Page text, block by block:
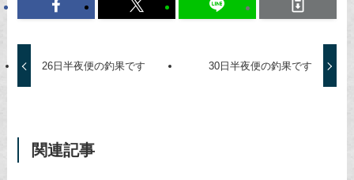
26日半夜便の釣果です 30日半夜便の釣果です
関連記事